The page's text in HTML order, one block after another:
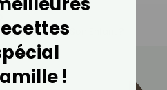
Téléphone À Son Enfant ?
!